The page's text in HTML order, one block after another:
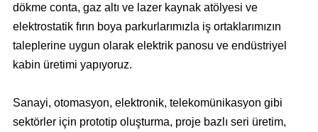
dökme conta, gaz altı ve lazer kaynak atölyesi ve
elektrostatik fırın boya parkurlarımızla iş ortaklarımızın
taleplerine uygun olarak elektrik panosu ve endüstriyel
kabin üretimi yapıyoruz.
Sanayi, otomasyon, elektronik, telekomünikasyon gibi
sektörler için prototip oluşturma, proje bazlı seri üretim,